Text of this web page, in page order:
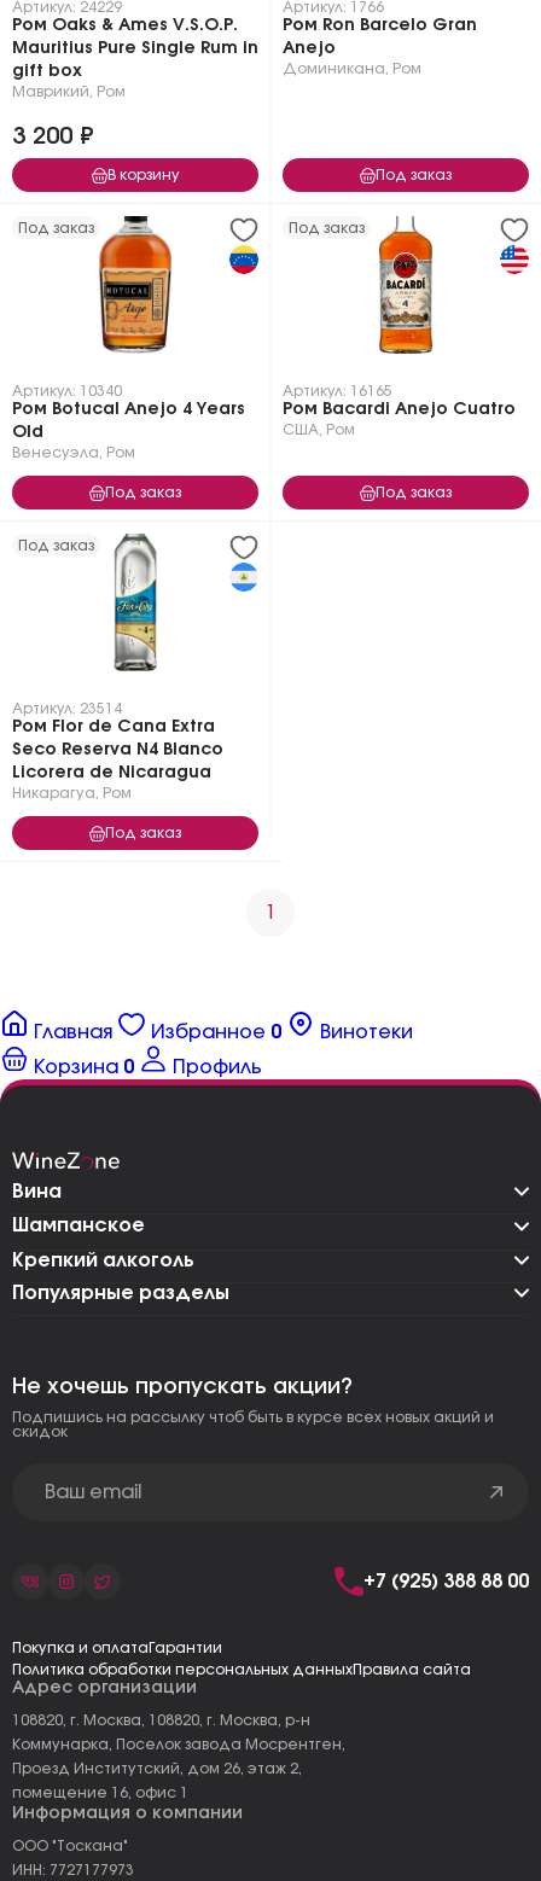
Артикул: 24229
Ром Oaks & Ames V.S.O.P.
Mauritius Pure Single Rum in
gift box
Маврикий Ром
3 200 ₽
В корзину
Артикул: 1766
Ром Ron Barcelo Gran
Anejo
Доминикана Ром
Под заказ
Под заказ
Артикул: 10340
Ром Botucal Anejo 4 Years
Old
Венесуэла Ром
Под заказ
Под заказ
Артикул: 16165
Ром Bacardi Anejo Cuatro
США Ром
Под заказ
Под заказ
Артикул: 23514
Ром Flor de Cana Extra
Seco Reserva N4 Blanco
Licorera de Nicaragua
Никарагуа Ром
Под заказ
1
Главная Избранное 0
Винотеки
Корзина 0 Профиль
Вина
Шампанское
Крепкий алкоголь
Популярные разделы
Адрес организации
108820, г. Москва, 108820, г. Москва, р-н
Коммунарка, Поселок завода Мосрентген,
Проезд Институтский, дом 26, этаж 2,
помещение 16, офис 1
Информация о компании
ООО "Тоскана"
ИНН: 7727177973
Не хочешь пропускать акции?
Подпишись на рассылку чтоб быть в курсе всех новых акций и
скидок
+7 (925) 388 88 00
Покупка и оплата Гарантии
Политика обработки персональных данныхПравила сайта